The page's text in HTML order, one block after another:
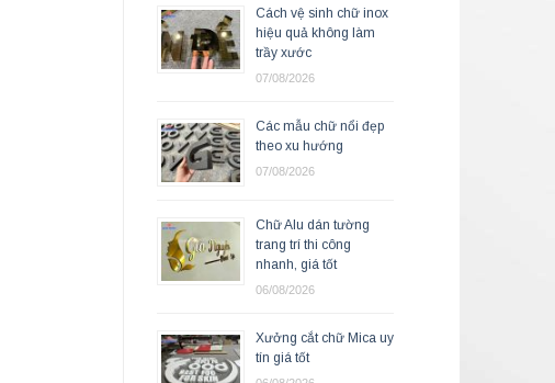
Cách vệ sinh chữ inox
hiệu quả không làm
trầy xước
07/08/2026
Các mẫu chữ nổi đẹp
theo xu hướng
07/08/2026
Chữ Alu dán tường
trang trí thi công
nhanh, giá tốt
06/08/2026
Xưởng cắt chữ Mica uy
tín giá tốt